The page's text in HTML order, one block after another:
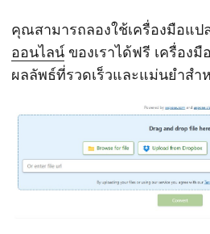
คุณสามารถลองใช้เครื่องมือแป
ออนไลน์ ของเราได้ฟรี เครื่อง
ผลลัพธ์ที่รวดเร็วและแม่นยำส